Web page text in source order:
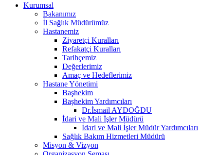
Kurumsal
Bakanımız
İl Sağlık Müdürümüz
Hastanemiz
Ziyaretçi Kuralları
Refakatçi Kuralları
Tarihçemiz
Değerlerimiz
Amaç ve Hedeflerimiz
Hastane Yönetimi
Başhekim
Başhekim Yardımcıları
Dr.İsmail AYDOĞDU
İdari ve Mali İşler Müdürü
İdari ve Mali İşler Müdür Yardımcıları
Sağlık Bakım Hizmetleri Müdürü
Misyon & Vizyon